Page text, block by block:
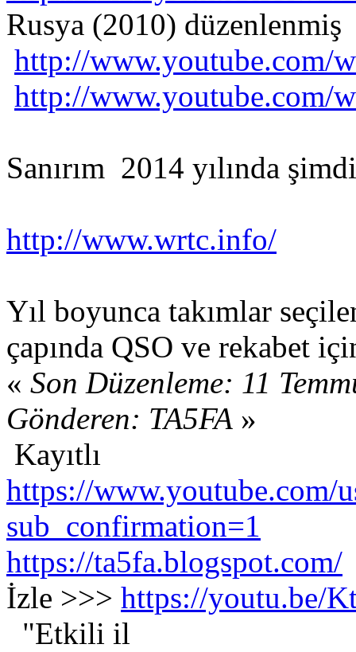
Rusya (2010) düzenlenmiş
http://www.youtube.com/
http://www.youtube.com/
Sanırım 2014 yılında
http://www.wrtc.info/
Yıl boyunca takımlar
çapında QSO ve rekabet
« Son Düzenleme: 11
Gönderen: TA5FA »
Kayıtlı
https://www.youtube.com/
sub_confirmation=1
https://ta5fa.blogspot.com/
İzle >>> https://youtu.be/
"Etkili il